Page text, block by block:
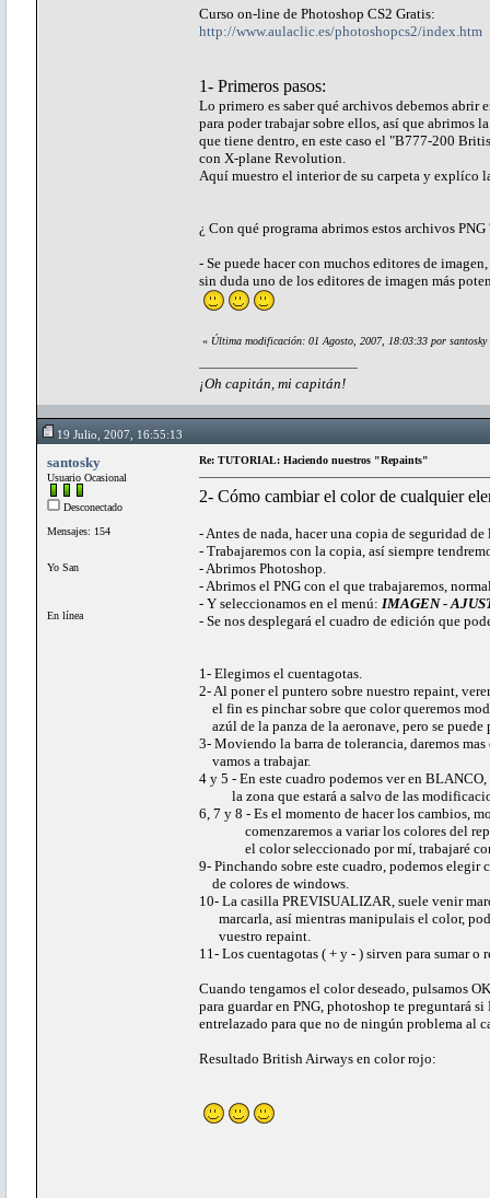
Curso on-line de Photoshop CS2 Gratis:
http://www.aulaclic.es/photoshopcs2/index.htm
1- Primeros pasos:
Lo primero es saber qué archivos debemos abrir
para poder trabajar sobre ellos, así que abrimos
que tiene dentro, en este caso el "B777-200
con X-plane Revolution.
Aquí muestro el interior de su carpeta y explíco
¿ Con qué programa abrimos estos archivos PNG
- Se puede hacer con muchos editores de
sin duda uno de los editores de imagen más
« Última modificación: 01 Agosto, 2007, 18:03:33 por santosky
¡Oh capitán, mi capitán!
19 Julio, 2007, 16:55:13
santosky
Usuario Ocasional
Desconectado
Mensajes: 154
Yo San
En línea
Re: TUTORIAL: Haciendo nuestros "Repaints"
2- Cómo cambiar el color de cualquier
- Antes de nada, hacer una copia de seguridad
- Trabajaremos con la copia, así siempre
- Abrimos Photoshop.
- Abrimos el PNG con el que trabajaremos,
- Y seleccionamos en el menú: IMAGEN -
- Se nos desplegará el cuadro de edición que
1- Elegimos el cuentagotas.
2- Al poner el puntero sobre nuestro repaint,
el fin es pinchar sobre que color queremos
azúl de la panza de la aeronave, pero se
3- Moviendo la barra de tolerancia, daremos
vamos a trabajar.
4 y 5 - En este cuadro podemos ver en
la zona que estará a salvo de las
6, 7 y 8 - Es el momento de hacer los cambios,
comenzaremos a variar los colores del
el color seleccionado por mí, trabajaré con
9- Pinchando sobre este cuadro, podemos
de colores de windows.
10- La casilla PREVISUALIZAR, suele venir
marcarla, así mientras manipulais el color,
vuestro repaint.
11- Los cuentagotas ( + y - ) sirven para sumar o
Cuando tengamos el color deseado, pulsamos
para guardar en PNG, photoshop te preguntará
entrelazado para que no de ningún problema al
Resultado British Airways en color rojo: